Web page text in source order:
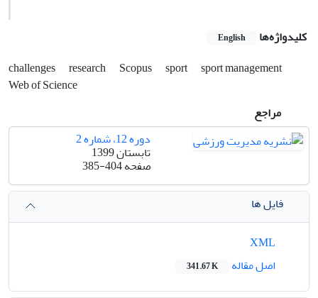
کلیدواژه‌ها English
challenges research Scopus sport sport management
Web of Science
مراجع
دوره 12، شماره 2
تابستان 1399
صفحه385-404
فایل ها
اصل مقاله
341.67 K